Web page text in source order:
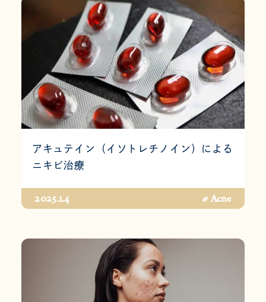
アキュテイン（イソトレチノイン）による
ニキビ治療
2025.1.4 # Acne